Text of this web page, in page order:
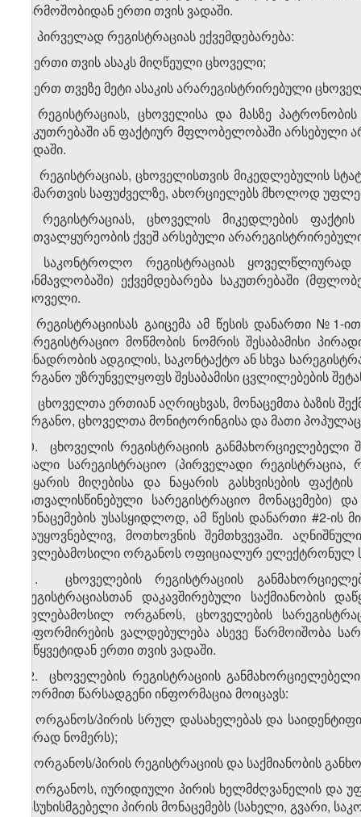
წარმოშობიდან ერთი თვის ვადაში.
3. პირველად რეგისტრაციას ექვემდებარება:
ა) ერთი თვის ასაკს მიღწეული ცხოველი;
ბ) ერთ თვეზე მეტი ასაკის არარეგისტრირებული
4. რეგისტრაციას, ცხოველისა და მასზე
საკუთრებაში ან ფაქტიურ მფლობელობაში არსებული
ვადაში.
5. რეგისტრაციას, ცხოველისთვის მიკედლებულის
მიმართვის საფუძველზე, ახორციელებს მხოლოდ
6. რეგისტრაციას, ცხოველის მიკედლების
მეთვალყურეობის ქვეშ არსებული
7. საკონტროლო რეგისტრაციას
განმავლობაში) ექვემდებარება საკუთრებაში
ცხოველი.
8. რეგისტრაციისას გაიცემა ამ წესის დანართი
სარეგისტრაციო მოწმობის ნომრის შესაბამისი
ბინადრობის ადგილის, საკონტაქტო ან სხვა
ორგანო უზრუნველყოფს შესაბამისი ცვლილებების
9. ცხოველთა ერთიან აღრიცხვას, მონაცემთა ბაზის
ორგანო, ცხოველთა მონიტორინგისა და მათი
10. ცხოველის რეგისტრაციის
ახალი სარეგისტრაციო (პირველადი
ნაყარის მიღებისა და ნაყარის გასხვისების
გათვალისწინებული სარეგისტრაციო მონაცემები)
მონაცემების უსასყიდლოდ, ამ წესის დანართი #2-
დაუყოვნებლივ, მოთხოვნის შემთხვევაში.
უფლებამოსილი ორგანოს ოფიციალურ ელექტრონულ
11. ცხოველების რეგისტრაციის
რეგისტრაციასთან დაკავშირებული
უფლებამოსილ ორგანოს, ცხოველების
ინფორმირების ვალდებულება ასევე წარმოიშობა
შეწყვეტიდან ერთი თვის ვადაში.
12. ცხოველების რეგისტრაციის
ფორმით წარსადგენი ინფორმაცია მოიცავს:
ა) ორგანოს/პირის სრულ დასახელებას და
პირად ნომერს);
ბ) ორგანოს/პირის რეგისტრაციის და საქმიანობის
გ) ორგანოს, იურიდიული პირის ხელმძღვანელის და
პასუხისმგებელი პირის მონაცემებს (სახელი, გვარი,